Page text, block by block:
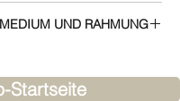
UND RAHMUNG
JOKUN berät gerne.
Startseite